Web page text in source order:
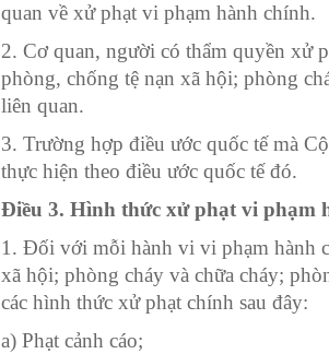
quan về xử phạt vi phạm hành chính.
2. Cơ quan, người có thẩm quyền xử
phòng, chống tệ nạn xã hội; phòng
liên quan.
3. Trường hợp điều ước quốc tế mà
thực hiện theo điều ước quốc tế đó.
Điều 3. Hình thức xử phạt vi phạm
1. Đối với mỗi hành vi vi phạm hành
xã hội; phòng cháy và chữa cháy;
các hình thức xử phạt chính sau đây:
a) Phạt cảnh cáo;